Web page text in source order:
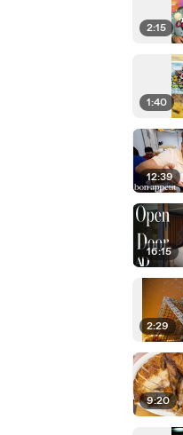
2:15
1:40
12:39
16:15
2:29
9:20